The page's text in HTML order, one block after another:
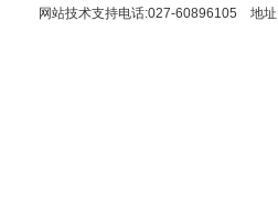
网站技术支持电话:027-60896105 地